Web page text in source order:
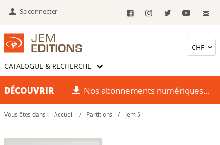
Se connecter
CATALOGUE & RECHERCHE
DÉCOUVRIR Nos abonnements numériques
Vous êtes dans : Accueil / Partitions / Jem 5